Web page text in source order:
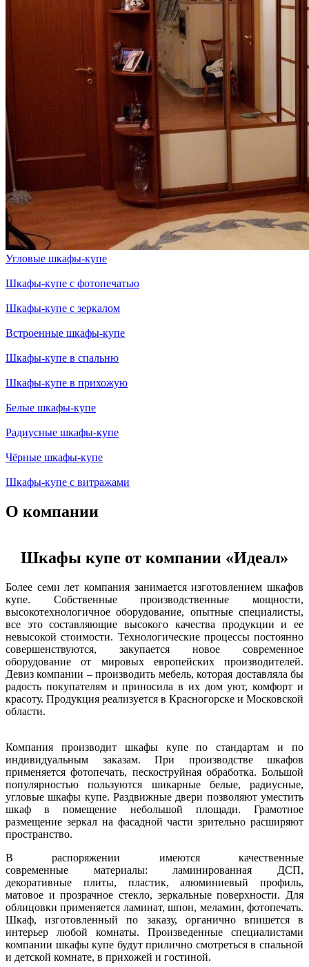
Угловые шкафы-купе
Шкафы-купе с фотопечатью
Шкафы-купе с зеркалом
Встроенные шкафы-купе
Шкафы-купе в спальню
Шкафы-купе в прихожую
Белые шкафы-купе
Радиусные шкафы-купе
Чёрные шкафы-купе
Шкафы-купе с витражами
О компании
Шкафы купе от компании «Идеал»
Более семи лет компания занимается изготовлением шкафов
купе. Собственные производственные мощности,
высокотехнологичное оборудование, опытные специалисты,
все это составляющие высокого качества продукции и ее
невысокой стоимости. Технологические процессы постоянно
совершенствуются, закупается новое современное
оборудование от мировых европейских производителей.
Девиз компании – производить мебель, которая доставляла бы
радость покупателям и приносила в их дом уют, комфорт и
красоту. Продукция реализуется в Красногорске и Московской
области.
Компания производит шкафы купе по стандартам и по
индивидуальным заказам. При производстве шкафов
применяется фотопечать, пескоструйная обработка. Большой
популярностью пользуются шикарные белые, радиусные,
угловые шкафы купе. Раздвижные двери позволяют уместить
шкаф в помещение небольшой площади. Грамотное
размещение зеркал на фасадной части зрительно расширяют
пространство.
В распоряжении имеются качественные
современные материалы: ламинированная ДСП,
декоративные плиты, пластик, алюминиевый профиль,
матовое и прозрачное стекло, зеркальные поверхности. Для
облицовки применяется ламинат, шпон, меламин, фотопечать.
Шкаф, изготовленный по заказу, органично впишется в
интерьер любой комнаты. Произведенные специалистами
компании шкафы купе будут прилично смотреться в спальной
и детской комнате, в прихожей и гостиной.